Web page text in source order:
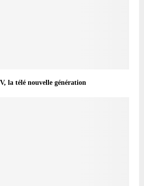
la télé nouvelle génération